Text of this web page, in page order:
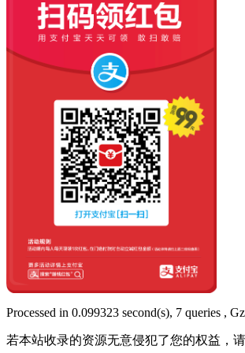
Processed in 0.099323 second(s), 7 queries ,
若本站收录的资源无意侵犯了您的权益，